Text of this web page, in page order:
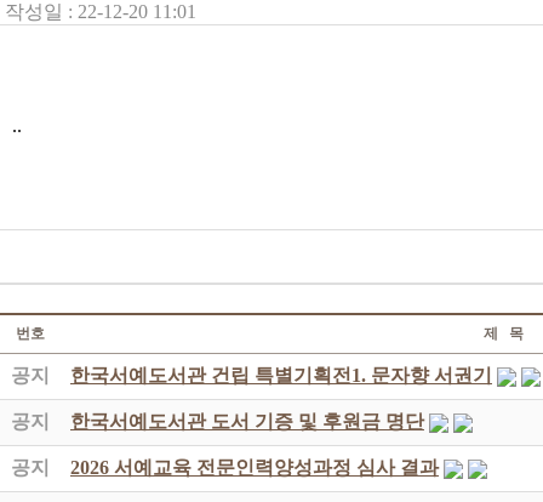
작성일 : 22-12-20 11:01
..
번호 제 목
공지 한국서예도서관 건립 특별기획전1. 문자향 서권기
공지 한국서예도서관 도서 기증 및 후원금 명단
공지 2026 서예교육 전문인력양성과정 심사 결과